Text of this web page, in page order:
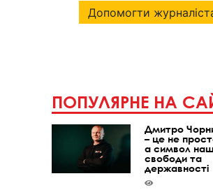
Допомогти
ПОПУЛЯРНЕ НА
Дмитро
– це не
а символ
свободи та
державності